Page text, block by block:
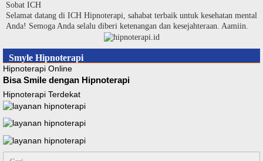
Langsung
ke
konten
Sobat ICH
Selamat datang di ICH Hipnoterapi, sahabat terbaik untuk kesehatan mental
Anda! Semoga Anda selalu diberi ketenangan dan kesejahteraan. Aamiin.
Smyle Hipnoterapi
Hipnoterapi Online
Bisa Smile dengan Hipnoterapi
Hipnoterapi Terdekat
Cari